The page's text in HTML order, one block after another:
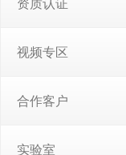
资质认证
视频专区
合作客户
实验室